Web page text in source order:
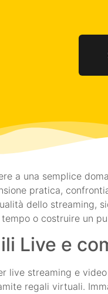
a una semplice
pratica,
dello streaming,
o costruire un
Live e
live streaming e
regali virtuali.